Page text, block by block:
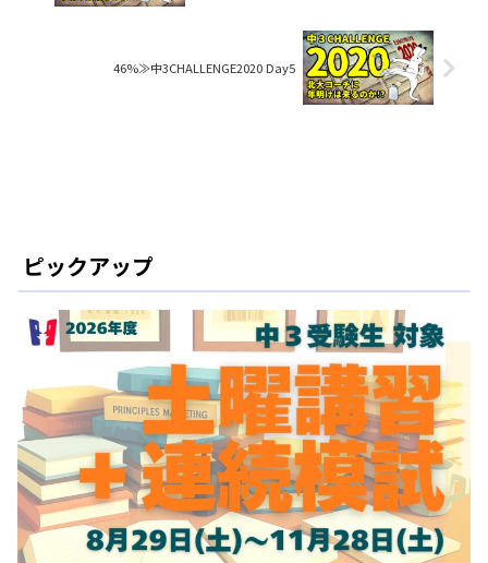
46%≫中3CHALLENGE2020 Day5
ピックアップ